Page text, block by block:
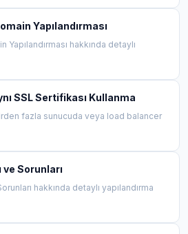
Yapılandırması
Yapılandırması hakkında detaylı
SSL Sertifikası Kullanma
fazla sunucuda veya load balancer
ve Sorunları
hakkında detaylı yapılandırma